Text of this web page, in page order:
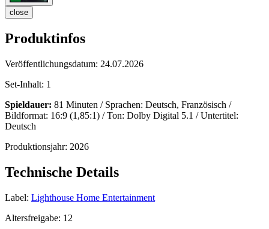
close
Produktinfos
Veröffentlichungsdatum: 24.07.2026
Set-Inhalt: 1
Spieldauer: 81 Minuten / Sprachen: Deutsch, Französisch /
Bildformat: 16:9 (1,85:1) / Ton: Dolby Digital 5.1 / Untertitel:
Deutsch
Produktionsjahr: 2026
Technische Details
Label: Lighthouse Home Entertainment
Altersfreigabe: 12